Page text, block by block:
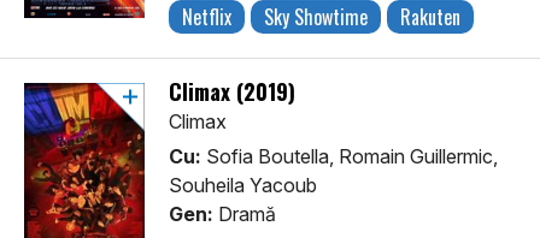
Netflix Sky Showtime Rakuten
Climax (2019)
Climax
Cu: Sofia Boutella, Romain Guillermic,
Souheila Yacoub
Gen: Dramă